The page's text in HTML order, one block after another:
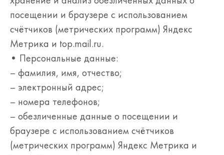
посещении и браузере с использованием
счётчиков (метрических программ) Яндекс
Метрика и top.mail.ru.
• Персональные данные:
– фамилия, имя, отчество;
– электронный адрес;
– номера телефонов;
– обезличенные данные о посещении и
браузере с использованием счётчиков
(метрических программ) Яндекс Метрика и